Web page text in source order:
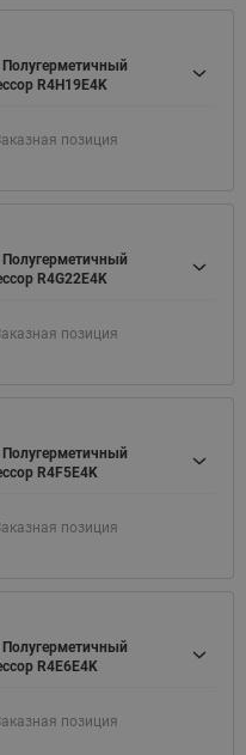
R4H19E4K
позиция
R4G22E4K
позиция
R4F5E4K
позиция
R4E6E4K
позиция